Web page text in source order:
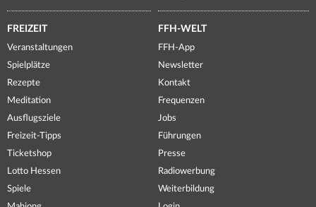
FREIZEIT
Veranstaltungen
Spielplätze
Rezepte
Meditation
Ausflugsziele
Freizeit-Tipps
Ticketshop
Lotto Hessen
Spiele
FFH-WELT
FFH-App
Newsletter
Kontakt
Frequenzen
Jobs
Führungen
Presse
Radiowerbung
Weiterbildung